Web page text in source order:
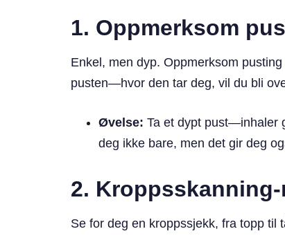
1. Oppmerksom
Enkel, men dyp. Oppmerksom
pusten—hvor den tar deg, vil du bli
Øvelse: Ta et dypt pust—inhaler
deg ikke bare, men det gir deg
2.
Se for deg en kroppssjekk, fra topp